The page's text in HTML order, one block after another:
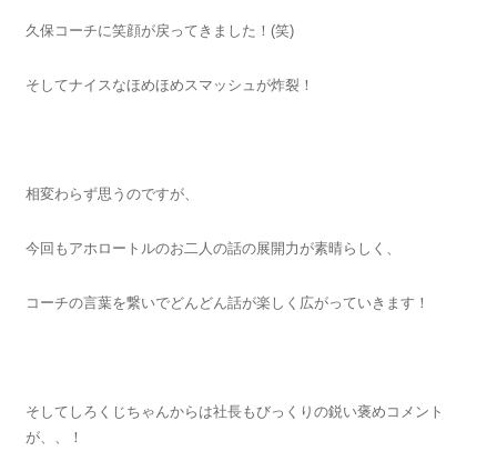
久保コーチに笑顔が戻ってきました！(笑)
そしてナイスなほめほめスマッシュが炸裂！
相変わらず思うのですが、
今回もアホロートルのお二人の話の展開力が素晴らしく、
コーチの言葉を繋いでどんどん話が楽しく広がっていきます！
そしてしろくじちゃんからは社長もびっくりの鋭い褒めコメント
が、、！